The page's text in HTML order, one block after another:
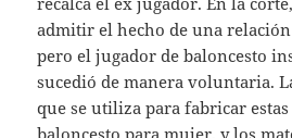
admitir el hecho de una
pero el jugador de baloncesto
sucedió de manera voluntaria.
que se utiliza para fabricar estas